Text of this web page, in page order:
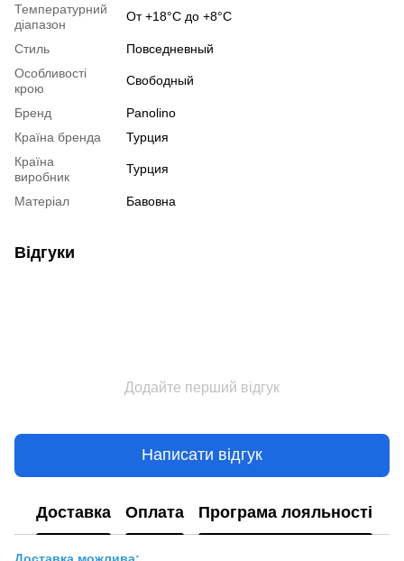
Температурний
діапазон
От +18°C до +8°C
Стиль
Повседневный
Особливості
крою
Свободный
Бренд
Panolino
Країна бренда
Турция
Країна
виробник
Турция
Матеріал Бавовна
Відгуки
Додайте перший відгук
Написати відгук
Доставка Оплата Програма лояльності
Доставка можлива: